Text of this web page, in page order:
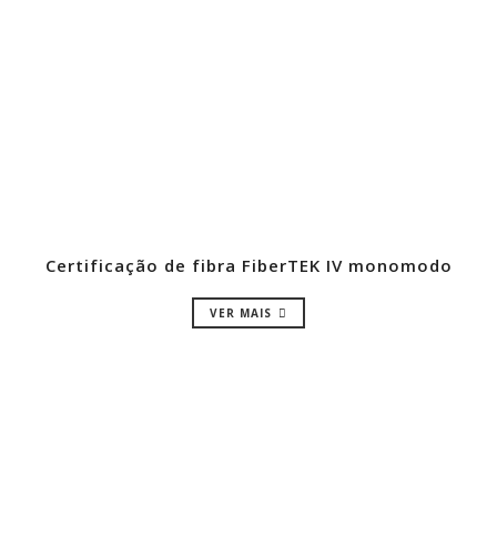
Certificação de fibra FiberTEK IV monomodo
VER MAIS